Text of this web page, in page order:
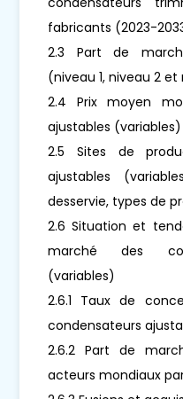
fabricants (2023-
2.3 Part de
(niveau 1, niveau 2 et
2.4 Prix moyen
ajustables
2.5 Sites de
ajustables
desservie, types de
2.6 Situation et
marché des
(variables)
2.6.1 Taux de
condensateurs
2.6.2 Part de
acteurs mondiaux